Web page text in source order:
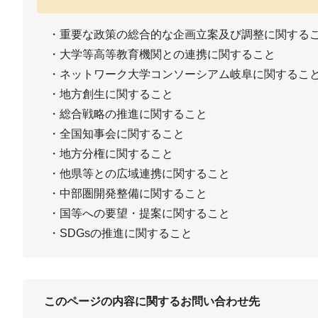
・重要な政策の総合的な企画立案及び調整に関する
・大学等高等教育機関との連携に関すること
・ネットワーク大学コンソーシアム岐阜に関するこ
・地方創生に関すること
・総合戦略の推進に関すること
・全国知事会に関すること
・地方分権に関すること
・他県等との広域連携に関すること
・中部圏開発整備に関すること
・国等への要望・提案に関すること
・SDGsの推進に関すること
このページの内容に関するお問い合わせ先